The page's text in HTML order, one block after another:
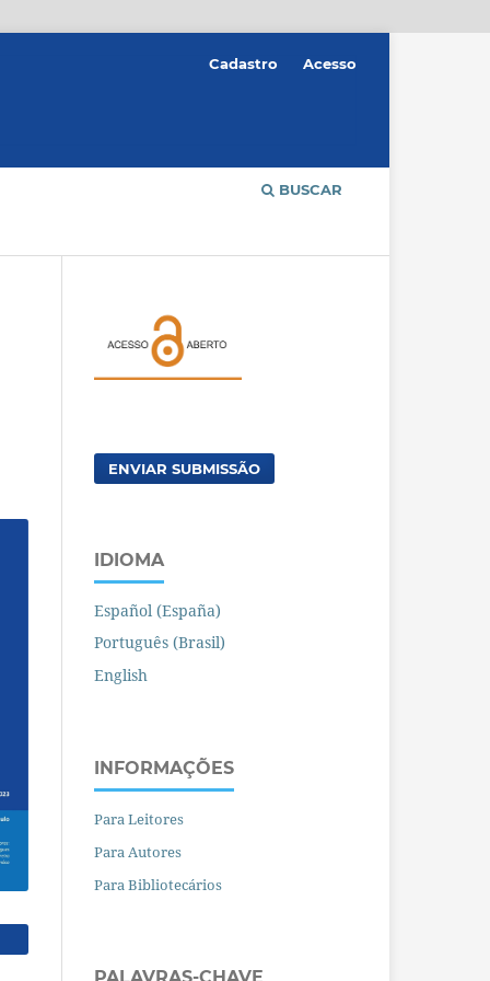
BUSCAR
Cadastro Acesso
ENVIAR SUBMISSÃO
IDIOMA
Español (España)
Português (Brasil)
English
INFORMAÇÕES
Para Leitores
Para Autores
Para Bibliotecários